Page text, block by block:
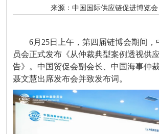
来源： 中国国际供应链促进博览会
6月25日上午，第四届链博会期间
员会正式发布《从仲裁典型案例透视供
告》。中国贸促会副会长、中国海事仲
聂文慧出席发布会并致发布词。